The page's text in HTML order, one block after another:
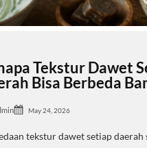
Tekstur Dawet
Bisa Berbeda
May 24, 2026
tekstur dawet setiap daerah